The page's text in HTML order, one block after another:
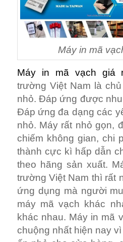
Máy in mã
Máy in mã vạch giá
trường Việt Nam là
nhỏ. Đáp ứng được
Đáp ứng đa dạng các
nhỏ. Máy rất nhỏ gọn,
chiếm không gian, chi
thành cực kì hấp dẫn
theo hãng sản xuất.
trường Việt Nam thì rất
ứng dụng mà người
máy mã vạch khác
khác nhau. Máy in mã
chuộng nhất hiện nay